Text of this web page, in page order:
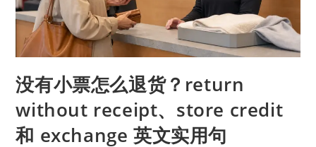
没有小票怎么退货？return
without receipt、store credit
和 exchange 英文实用句